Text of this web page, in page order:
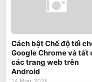
Cách bật Chế độ tối
Google Chrome và tất
các trang web trên
Android